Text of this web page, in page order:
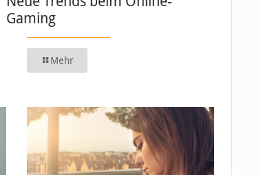
Gaming
Mehr